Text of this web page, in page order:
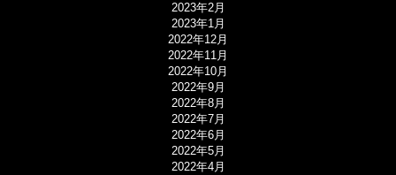
2023年2月
2023年1月
2022年12月
2022年11月
2022年10月
2022年9月
2022年8月
2022年7月
2022年6月
2022年5月
2022年4月